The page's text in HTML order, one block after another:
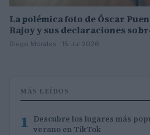
La polémica foto de Óscar
Rajoy y sus declaraciones
Diego Morales · 15 Jul 2026
MÁS LEÍDOS
1 Descubre los lugares más
verano en TikTok